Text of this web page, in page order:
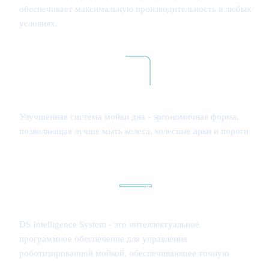
обеспечивает максимальную производительность в любых
условиях.
Улучшенная система мойки дна - эргономичная форма,
позволяющая лучше мыть колеса, колесные арки и пороги
DS Intelligence System - это интеллектуальное
программное обеспечение для управления
роботизированной мойкой, обеспечивающее точную